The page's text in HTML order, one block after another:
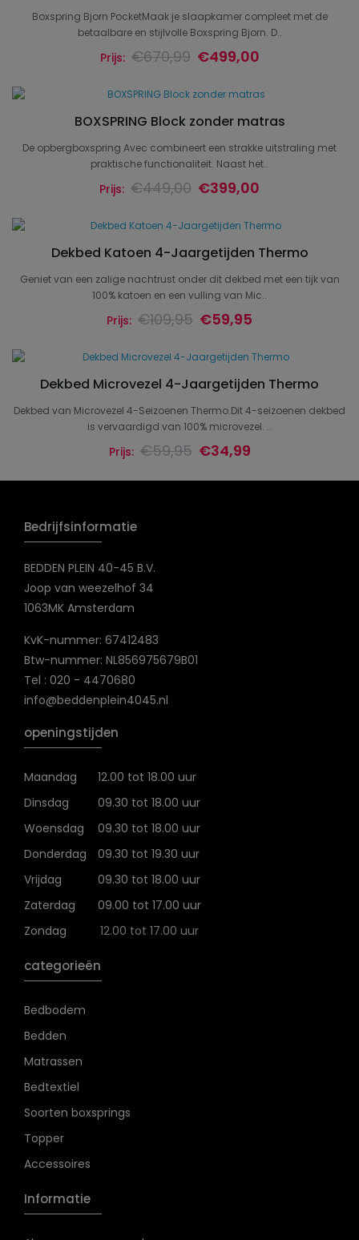
Boxspring Bjorn PocketMaak je slaapkamer compleet met de
betaalbare en stijlvolle Boxspring Bjorn. D..
Prijs: €670,99 €499,00
BOXSPRING Block zonder matras
De opbergboxspring Avec combineert een strakke uitstraling met
praktische functionaliteit. Naast het..
Prijs: €449,00 €399,00
Dekbed Katoen 4-Jaargetijden Thermo
Geniet van een zalige nachtrust onder dit dekbed met een tijk van
100% katoen en een vulling van Mic..
Prijs: €109,95 €59,95
Dekbed Microvezel 4-Jaargetijden Thermo
Dekbed van Microvezel 4-Seizoenen Thermo.Dit 4-seizoenen dekbed
is vervaardigd van 100% microvezel. ..
Prijs: €59,95 €34,99
Bedrijfsinformatie
BEDDEN PLEIN 40-45 B.V.
Joop van weezelhof 34
1063MK Amsterdam
KvK-nummer: 67412483
Btw-nummer: NL856975679B01
Tel : 020 - 4470680
info@beddenplein4045.nl
openingstijden
Maandag
12.00 tot 18.00 uur
Dinsdag
09.30 tot 18.00 uur
Woensdag
09.30 tot 18.00 uur
Donderdag
09.30 tot 19.30 uur
Vrijdag
09.30 tot 18.00 uur
Zaterdag
09.00 tot 17.00 uur
Zondag
12.00 tot 17.00 uur
categorieën
Bedbodem
Bedden
Matrassen
Bedtextiel
Soorten boxsprings
Topper
Accessoires
Informatie